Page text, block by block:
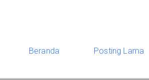
Beranda Posting Lama